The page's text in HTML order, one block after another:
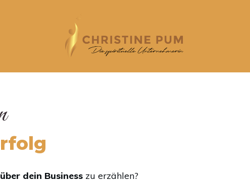
über dein Businesszu erzählen?